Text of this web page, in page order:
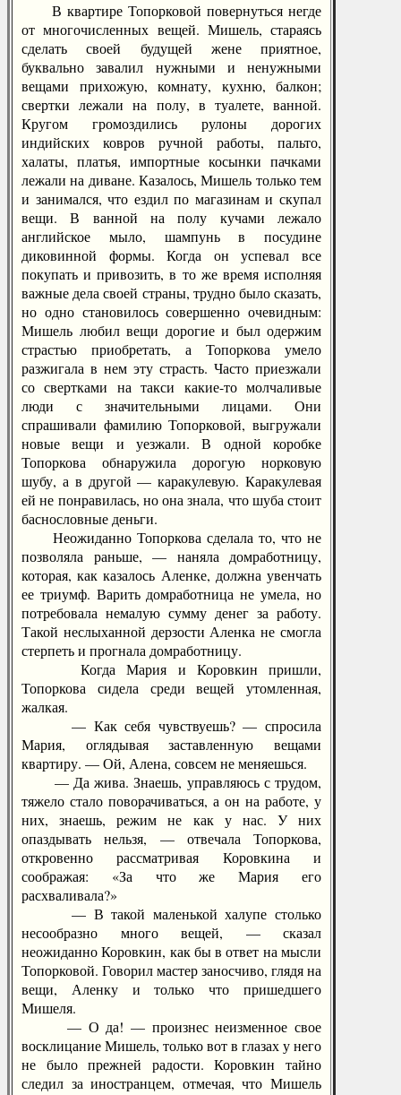
В квартире Топорковой повернуться негде
от многочисленных вещей. Мишель, стараясь
сделать своей будущей жене приятное,
буквально завалил нужными и ненужными
вещами прихожую, комнату, кухню, балкон;
свертки лежали на полу, в туалете, ванной.
Кругом громоздились рулоны дорогих
индийских ковров ручной работы, пальто,
халаты, платья, импортные косынки пачками
лежали на диване. Казалось, Мишель только тем
и занимался, что ездил по магазинам и скупал
вещи. В ванной на полу кучами лежало
английское мыло, шампунь в посудине
диковинной формы. Когда он успевал все
покупать и привозить, в то же время исполняя
важные дела своей страны, трудно было сказать,
но одно становилось совершенно очевидным:
Мишель любил вещи дорогие и был одержим
страстью приобретать, а Топоркова умело
разжигала в нем эту страсть. Часто приезжали
со свертками на такси какие-то молчаливые
люди с значительными лицами. Они
спрашивали фамилию Топорковой, выгружали
новые вещи и уезжали. В одной коробке
Топоркова обнаружила дорогую норковую
шубу, а в другой — каракулевую. Каракулевая
ей не понравилась, но она знала, что шуба стоит
баснословные деньги.
Неожиданно Топоркова сделала то, что не
позволяла раньше, — наняла домработницу,
которая, как казалось Аленке, должна увенчать
ее триумф. Варить домработница не умела, но
потребовала немалую сумму денег за работу.
Такой неслыханной дерзости Аленка не смогла
стерпеть и прогнала домработницу.
Когда Мария и Коровкин пришли,
Топоркова сидела среди вещей утомленная,
жалкая.
— Как себя чувствуешь? — спросила
Мария, оглядывая заставленную вещами
квартиру. — Ой, Алена, совсем не меняешься.
— Да жива. Знаешь, управляюсь с трудом,
тяжело стало поворачиваться, а он на работе, у
них, знаешь, режим не как у нас. У них
опаздывать нельзя, — отвечала Топоркова,
откровенно рассматривая Коровкина и
соображая: «За что же Мария его
расхваливала?»
— В такой маленькой халупе столько
несообразно много вещей, — сказал
неожиданно Коровкин, как бы в ответ на мысли
Топорковой. Говорил мастер заносчиво, глядя на
вещи, Аленку и только что пришедшего
Мишеля.
— О да! — произнес неизменное свое
восклицание Мишель, только вот в глазах у него
не было прежней радости. Коровкин тайно
следил за иностранцем, отмечая, что Мишель